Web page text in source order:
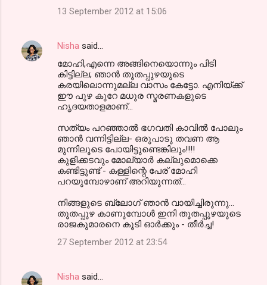
13 September 2012 at 15:06
Nisha said…
മോഹി,എന്നെ അങ്ങിനെയൊന്നും പിടി
കിട്ടില്ല; ഞാന്‍ തൂതപ്പുഴയുടെ
കരയിലൊന്നുമല്ല വാസം കേട്ടോ. എനിയ്ക്ക്
ഈ പുഴ കുറേ മധുര സ്മരണകളുടെ
ഹൃദയതാളമാണ്...
സത്യം പറഞ്ഞാല്‍ ഭഗവതി കാവില്‍ പോലും
ഞാന്‍ വന്നിട്ടില്ല- ഒരുപാടു തവണ ആ
മുന്നിലൂടെ പോയിട്ടുണ്ടെങ്കിലും!!!!
കുളിക്കടവും മോല്യാര്‍ കല്ലുമൊക്കെ
കണ്ടിട്ടുണ്ട് - കള്ളിന്റെ പേര് മോഹി
പറയുമ്പോഴാണ് അറിയുന്നത്...
നിങ്ങളുടെ ബ്ലോഗ്‌ ഞാന്‍ വായിച്ചിരുന്നു...
തൂതപ്പുഴ കാണുമ്പോള്‍ ഇനി തൂതപ്പുഴയുടെ
രാജകുമാരനെ കൂടി ഓര്‍ക്കും - തീര്‍ച്ച!
27 September 2012 at 23:54
Nisha said…